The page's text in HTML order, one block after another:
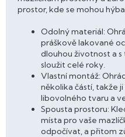
prostor, kde se mohou
Odolný materiál:
práškově lakované
dlouhou životnost a
sloužit celé roky.
Vlastní montáž:
několika částí, takže
libovolného tvaru a
Spousta prostoru:
místa pro vaše
odpočívat, a přitom